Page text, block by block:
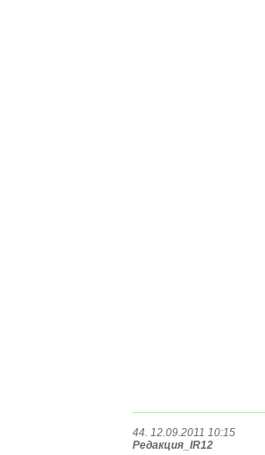
44. 12.09.2011 10:15
Редакция_IR12